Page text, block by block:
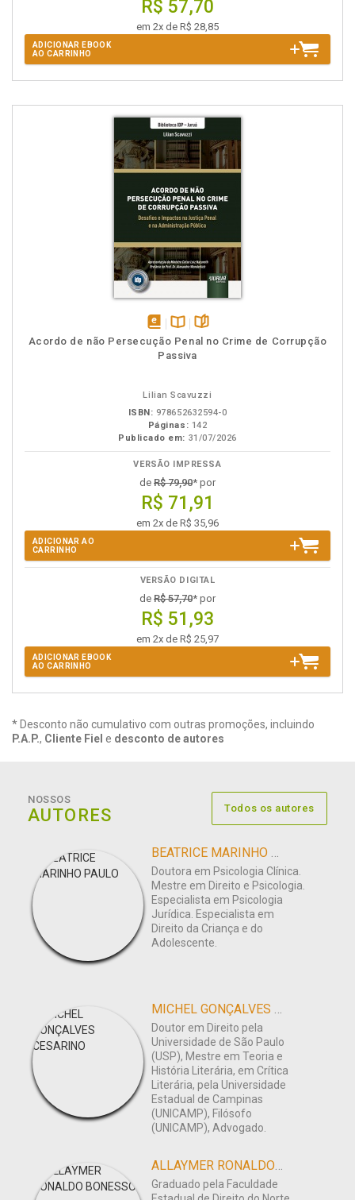
R$ 57,70
em 2x de R$ 28,85
ADICIONAR EBOOK
AO CARRINHO
disponível
em
Disponível
na
páginas
Acordo de não Persecução Penal no Crime de Corrupção
Passiva
Lilian Scavuzzi
ISBN: 978652632594-0
Páginas: 142
Publicado em: 31/07/2026
VERSÃO IMPRESSA
de R$ 79,90* por
R$ 71,91
em 2x de R$ 35,96
ADICIONAR AO
CARRINHO
VERSÃO DIGITAL
de R$ 57,70* por
R$ 51,93
em 2x de R$ 25,97
ADICIONAR EBOOK
AO CARRINHO
* Desconto não cumulativo com outras promoções, incluindo
P.A.P., Cliente Fiel e desconto de autores
NOSSOS
AUTORES Todos os autores
BEATRICE MARINHO PAULO
Doutora em Psicologia Clínica.
Mestre em Direito e Psicologia.
Especialista em Psicologia
Jurídica. Especialista em
Direito da Criança e do
Adolescente.
MICHEL GONÇALVES CESARINO
Doutor em Direito pela
Universidade de São Paulo
(USP), Mestre em Teoria e
História Literária, em Crítica
Literária, pela Universidade
Estadual de Campinas
(UNICAMP), Filósofo
(UNICAMP), Advogado.
ALLAYMER RONALDO BONESSO
Graduado pela Faculdade